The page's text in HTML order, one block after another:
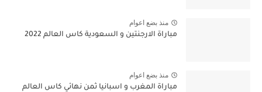
منذ بضع اعوام
مباراة الارجنتين و السعودية كاس العالم 2022
منذ بضع اعوام
مباراة المغرب و اسبانيا ثمن نهائي كاس العالم